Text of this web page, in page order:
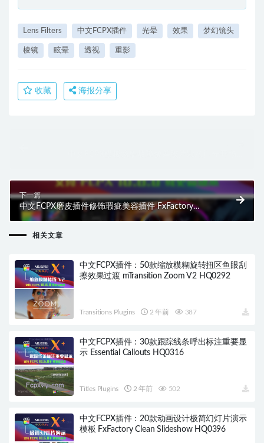
Lens Filters 中文FCPX插件 光晕 效果 梦幻镜头
棱镜 眩晕 透视 重影
收藏 海报分享
下一篇
中文FCPX磨皮插件修饰瑕疵美容插件 FxFactory
Makeup Artist 3.5 HQ0221
相关文章
中文FCPX插件：50款缩放模糊旋转扭区鱼眼刮
擦效果过渡 mTransition Zoom V2 HQ0292
Transitions Plugins 2 年前 387
中文FCPX插件：30款跟踪线条呼出标注重要显
示 Essential Callouts HQ0316
Titles Plugins 2 年前 502
中文FCPX插件：20款动画设计极简幻灯片演示
模板 FxFactory Clean Slideshow HQ0396